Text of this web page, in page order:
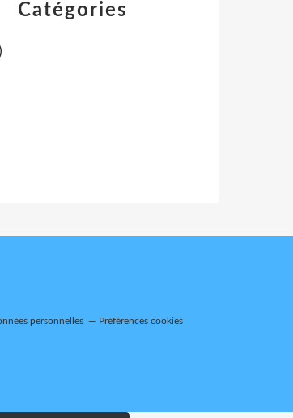
Catégories
personnelles Préférences cookies